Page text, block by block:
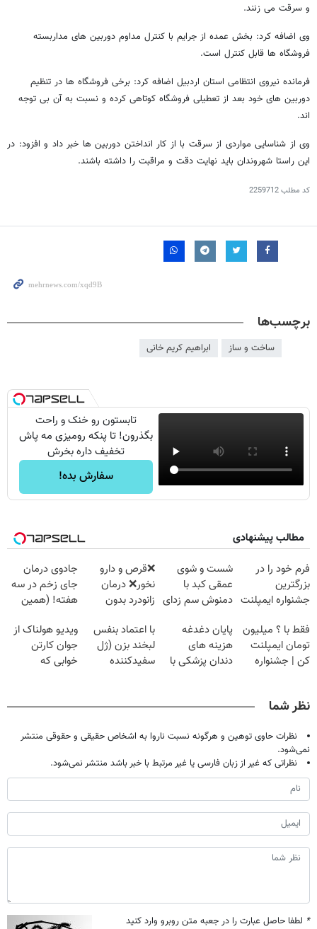
و سرقت می زنند.
وی اضافه کرد: بخش عمده از جرایم با کنترل مداوم دوربین های مداربسته
فروشگاه ها قابل کنترل است.
فرمانده نیروی انتظامی استان اردبیل اضافه کرد: برخی فروشگاه ها در تنظیم
دوربین های خود بعد از تعطیلی فروشگاه کوتاهی کرده و نسبت به آن بی توجه
اند.
وی از شناسایی مواردی از سرقت با از کار انداختن دوربین ها خبر داد و افزود: در
این راستا شهروندان باید نهایت دقت و مراقبت را داشته باشند.
کد مطلب2259712
برچسب‌ها
ساخت و ساز ابراهیم کریم خانی
تابستون رو خنک و راحت
بگذرون! تا پنکه رومیزی مه پاش
تخفیف داره بخرش
سفارش بده!
مطالب پیشنهادی
فرم خود را در
بزرگترین
جشنواره ایمپلنت
فقط ۲۵ میلیون
شست و شوی
عمقی کبد با
دمنوش سم زدای
❌قرص‌ و دارو
نخور❌ درمان
زانودرد بدون
جادوی درمان
جای زخم در سه
هفته! (همین
صحبت کنید)
فقط با ؟ میلیون
تومان ایمپلنت
کن | جشنواره
پایان دغدغه
هزینه های
دندان پزشکی با
با اعتماد بنفس
لبخند بزن (ژل
سفیدکننده
ویدیو هولناک از
جوان کارتن
خوابی که
نظر شما
نظرات حاوی توهین و هرگونه نسبت ناروا به اشخاص حقیقی و حقوقی منتشر
نمی‌شود.
نظراتی که غیر از زبان فارسی یا غیر مرتبط با خبر باشد منتشر نمی‌شود.
* لطفا حاصل عبارت را در جعبه متن روبرو وارد کنید